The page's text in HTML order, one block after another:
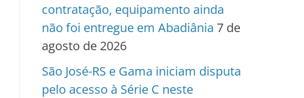
contratação, equipamento ainda
não foi entregue em Abadiânia 7 de
agosto de 2026
São José-RS e Gama iniciam disputa
pelo acesso à Série C neste